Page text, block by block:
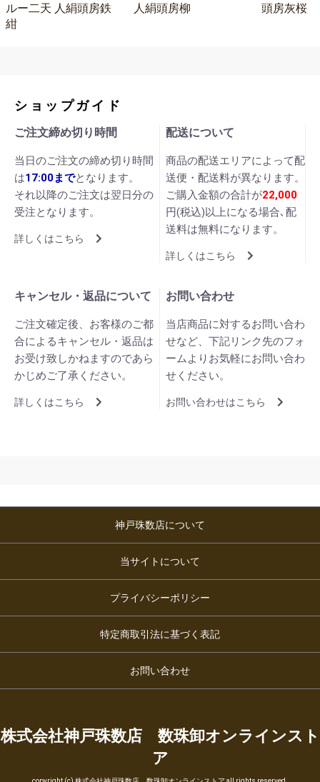
ルー二天 人絹頭房鉄
紺
人絹頭房柳
頭房灰桜
ショップガイド
ご注文締め切り時間
当日のご注文の締め切り時間
は17:00までとなります。
それ以降のご注文は翌日分の
受注となります。
詳しくはこちら
配送について
商品の配送エリアによって配
送便・配送料が異なります。
ご購入金額の合計が22,000
円(税込)以上になる場合､配
送料は無料になります。
詳しくはこちら
キャンセル・返品について
ご注文確定後、お客様のご都
合によるキャンセル・返品は
お受け致しかねますのであら
かじめご了承ください。
詳しくはこちら
お問い合わせ
当店商品に対するお問い合わ
せなど、下記リンク先のフォ
ームよりお気軽にお問い合わ
せください。
お問い合わせはこちら
神戸珠数店について
当サイトについて
プライバシーポリシー
特定商取引法に基づく表記
お問い合わせ
株式会社神戸珠数店 数珠卸オンラインスト
ア